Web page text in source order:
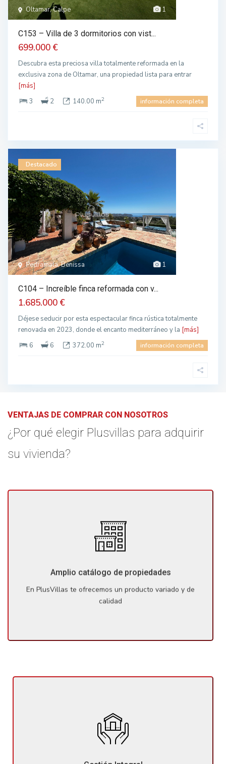
1
Oltamar, Calpe
C153 – Villa de 3 dormitorios con vist...
699.000 €
Descubra esta preciosa villa totalmente reformada en la
exclusiva zona de Oltamar, una propiedad lista para entrar
[más]
3
2 140.00 m2 información completa
1
Pedramala, Benissa
Destacado
C104 – Increíble finca reformada con v...
1.685.000 €
Déjese seducir por esta espectacular finca rústica totalmente
renovada en 2023, donde el encanto mediterráneo y la [más]
6
6 372.00 m2 información completa
VENTAJAS DE COMPRAR CON NOSOTROS
¿Por qué elegir Plusvillas para adquirir
su vivienda?
Amplio catálogo de propiedades
En PlusVillas te ofrecemos un producto variado y de
calidad
En PlusVillas te ofrecemos un producto variado y de
en la zona, entre las cuales seguro estará el inmueble de
No sólo te ayudaremos a encontrar la propiedad ideal,
sino que también te proporcionaremos la asistencia